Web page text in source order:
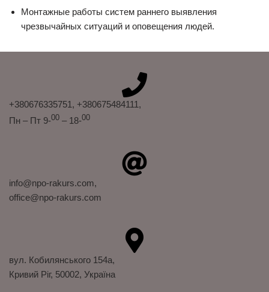
Монтажные работы систем раннего выявления
чрезвычайных ситуаций и оповещения людей.
+380676335751 , +380675484111 ,
Пн – Пт 9-00 – 18-00
info@npo-rakurs.com,
office@npo-rakurs.com
вул. Кобилянського 154а,
Кривий Ріг, 50002, Україна